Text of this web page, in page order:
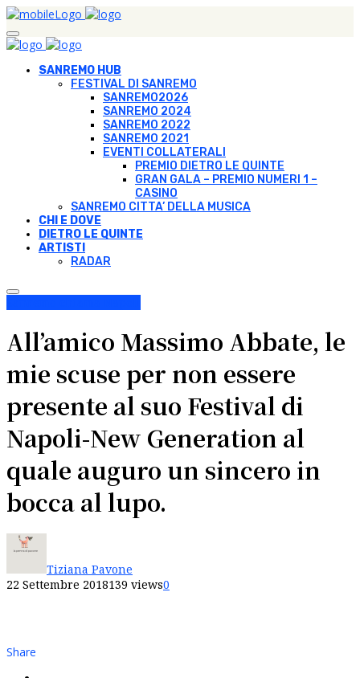
SANREMO HUB
FESTIVAL DI SANREMO
SANREMO2026
SANREMO 2024
SANREMO 2022
SANREMO 2021
EVENTI COLLATERALI
PREMIO DIETRO LE QUINTE
GRAN GALA – PREMIO NUMERI 1 –
CASINO
SANREMO CITTA’ DELLA MUSICA
CHI E DOVE
DIETRO LE QUINTE
ARTISTI
RADAR
All’amico Massimo Abbate, le
mie scuse per non essere
presente al suo Festival di
Napoli-New Generation al
quale auguro un sincero in
bocca al lupo.
Tiziana Pavone
22 Settembre 2018139 views0
Share